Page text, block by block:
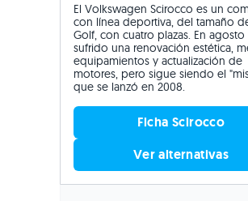
El Volkswagen Scirocco es un
con línea deportiva, del tamaño
Golf, con cuatro plazas. En agosto
sufrido una renovación estética,
equipamientos y actualización de
motores, pero sigue siendo el
que se lanzó en 2008.
Ficha Scirocco
Ver alternativas